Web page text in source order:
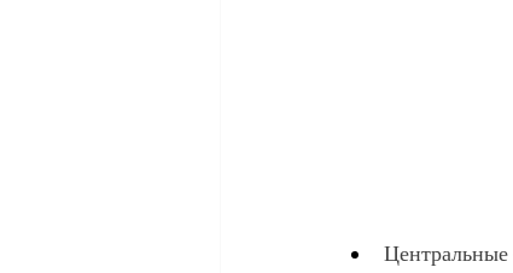
Центральные